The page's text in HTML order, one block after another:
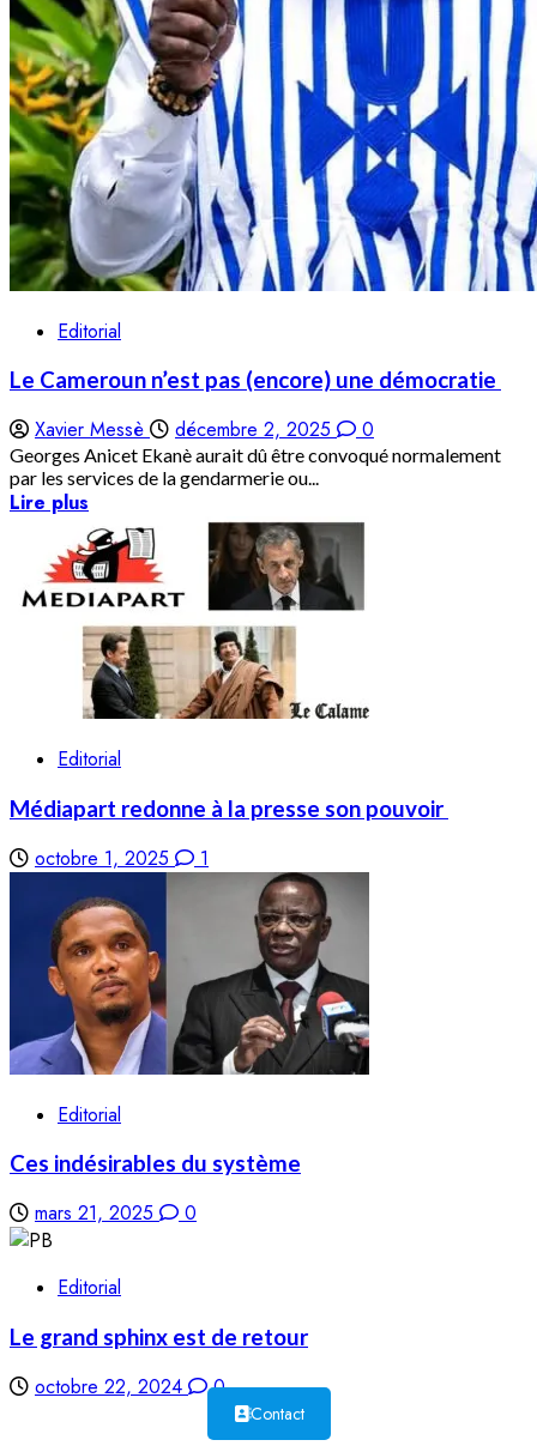
Editorial
Le Cameroun n’est pas (encore) une démocratie
Xavier Messè décembre 2, 2025 0
Georges Anicet Ekanè aurait dû être convoqué normalement
par les services de la gendarmerie ou...
Lire plus
Editorial
Médiapart redonne à la presse son pouvoir
octobre 1, 2025 1
Editorial
Ces indésirables du système
mars 21, 2025 0
Editorial
Le grand sphinx est de retour
octobre 22, 2024 0
Contact